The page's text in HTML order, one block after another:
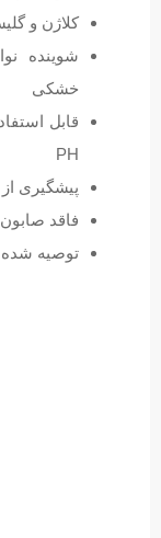
کلاژن و
شوینده
خشکی
قابل
PH
پیشگیری
فاقد
توصیه